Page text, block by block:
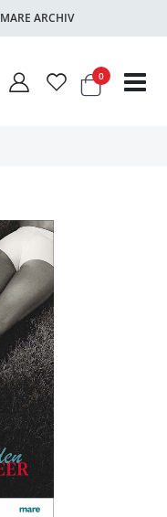
MARE ARCHIV
Warenkorb
0Artikel